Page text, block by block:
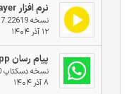
نرم افزار PotPlayer
نسخه v1.7.22619
۱۲ آذر ۱۴۰۴
پیام رسان Whatsapp
نسخه دسکتاپ v2.2586.3.0
۸ آذر ۱۴۰۴